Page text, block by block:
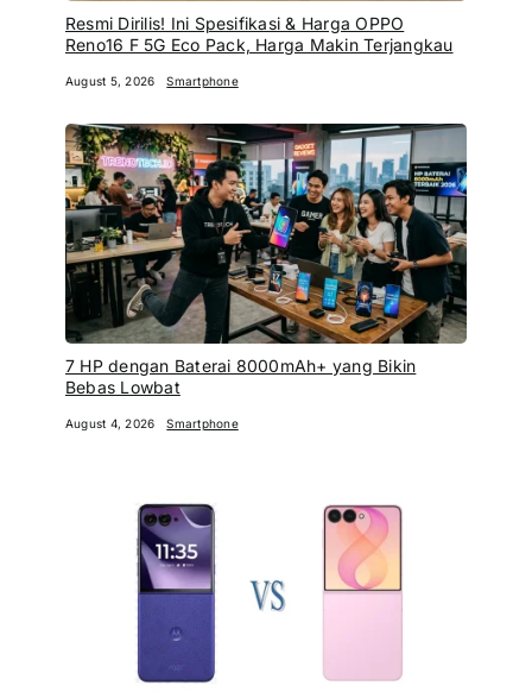
Resmi Dirilis! Ini Spesifikasi & Harga OPPO
Reno16 F 5G Eco Pack, Harga Makin Terjangkau
August 5, 2026 Smartphone
7 HP dengan Baterai 8000mAh+ yang Bikin
Bebas Lowbat
August 4, 2026 Smartphone